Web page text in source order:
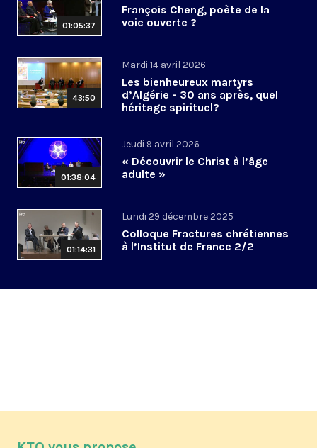
01:05:37
François Cheng, poète de la
voie ouverte ?
43:50
Mardi 14 avril 2026
Les bienheureux martyrs
d’Algérie - 30 ans après, quel
héritage spirituel?
01:38:04
Jeudi 9 avril 2026
« Découvrir le Christ à l’âge
adulte »
01:14:31
Lundi 29 décembre 2025
Colloque Fractures chrétiennes
à l’Institut de France 2/2